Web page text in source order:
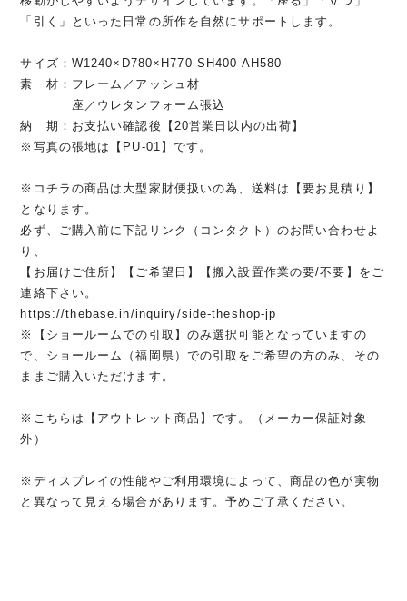
「引く」といった日常の所作を自然にサポートします。
サイズ：W1240×D780×H770 SH400 AH580
素 材：フレーム／アッシュ材
座／ウレタンフォーム張込
納 期：お支払い確認後【20営業日以内の出荷】
※写真の張地は【PU-01】です。
※コチラの商品は大型家財便扱いの為、送料は【要お見積り】
となります。
必ず、ご購入前に下記リンク（コンタクト）のお問い合わせよ
り、
【お届けご住所】【ご希望日】【搬入設置作業の要/不要】をご
連絡下さい。
https://thebase.in/inquiry/side-theshop-jp
※【ショールームでの引取】のみ選択可能となっていますの
で、ショールーム（福岡県）での引取をご希望の方のみ、その
ままご購入いただけます。
※こちらは【アウトレット商品】です。（メーカー保証対象
外）
※ディスプレイの性能やご利用環境によって、商品の色が実物
と異なって見える場合があります。予めご了承ください。